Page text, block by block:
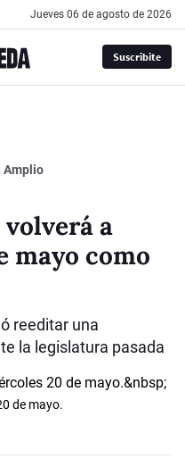
jueves 06 de agosto de 2026
Suscribite
Amplio
a
mayo como
reeditar una
la legislatura pasada
de mayo.